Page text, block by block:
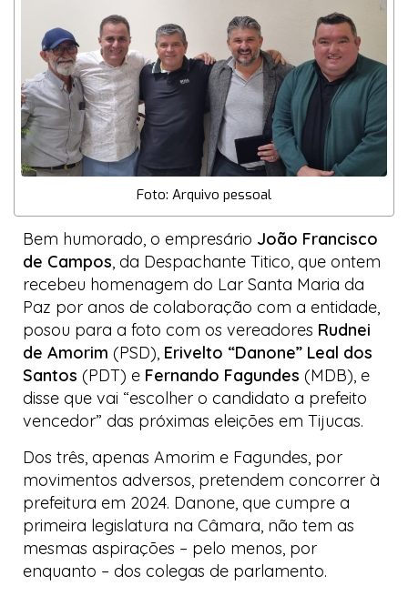
Foto: Arquivo pessoal
Bem humorado, o empresário João Francisco
de Campos, da Despachante Titico, que ontem
recebeu homenagem do Lar Santa Maria da
Paz por anos de colaboração com a entidade,
posou para a foto com os vereadores Rudnei
de Amorim (PSD), Erivelto “Danone” Leal dos
Santos (PDT) e Fernando Fagundes (MDB), e
disse que vai “escolher o candidato a prefeito
vencedor” das próximas eleições em Tijucas.
Dos três, apenas Amorim e Fagundes, por
movimentos adversos, pretendem concorrer à
prefeitura em 2024. Danone, que cumpre a
primeira legislatura na Câmara, não tem as
mesmas aspirações – pelo menos, por
enquanto – dos colegas de parlamento.